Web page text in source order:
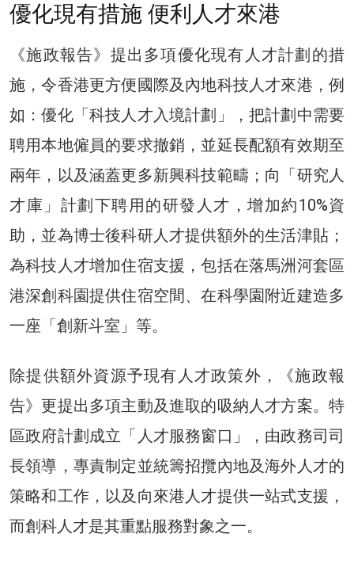
優化現有措施 便利人才來港
《施政報告》提出多項優化現有人才計劃的措
施，令香港更方便國際及內地科技人才來港，例
如：優化「科技人才入境計劃」，把計劃中需要
聘用本地僱員的要求撤銷，並延長配額有效期至
兩年，以及涵蓋更多新興科技範疇；向「研究人
才庫」計劃下聘用的研發人才，增加約10%資
助，並為博士後科研人才提供額外的生活津貼；
為科技人才增加住宿支援，包括在落馬洲河套區
港深創科園提供住宿空間、在科學園附近建造多
一座「創新斗室」等。
除提供額外資源予現有人才政策外，《施政報
告》更提出多項主動及進取的吸納人才方案。特
區政府計劃成立「人才服務窗口」，由政務司司
長領導，專責制定並統籌招攬內地及海外人才的
策略和工作，以及向來港人才提供一站式支援，
而創科人才是其重點服務對象之一。